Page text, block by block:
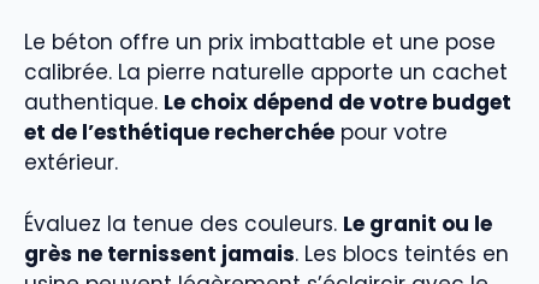
Le béton offre un prix imbattable et une pose
calibrée. La pierre naturelle apporte un cachet
authentique. Le choix dépend de votre budget
et de l’esthétique recherchée pour votre
extérieur.
Évaluez la tenue des couleurs. Le granit ou le
grès ne ternissent jamais. Les blocs teintés en